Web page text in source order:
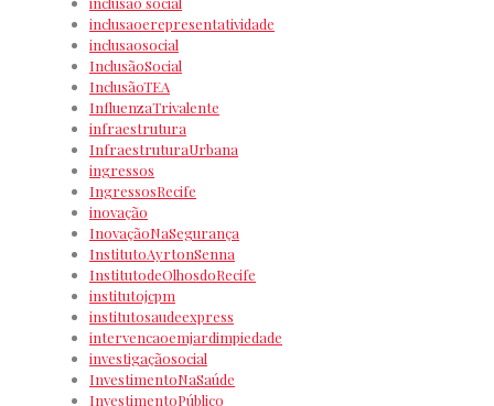
inclusaoerepresentatividade
inclusaosocial
InclusãoSocial
InclusãoTEA
InfluenzaTrivalente
infraestrutura
InfraestruturaUrbana
ingressos
IngressosRecife
inovação
InovaçãoNaSegurança
InstitutoAyrtonSenna
InstitutodeOlhosdoRecife
institutojcpm
institutosaudeexpress
intervencaoemjardimpiedade
investigaçãosocial
InvestimentoNaSaúde
InvestimentoPúblico